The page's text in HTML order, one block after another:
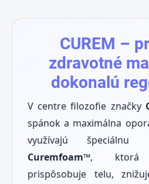
CUREM –
zdravotné
dokonalú
V centre filozofie značky
spánok a maximálna
využívajú špeciálnu
Curemfoam™, ktorá
prispôsobuje telu,